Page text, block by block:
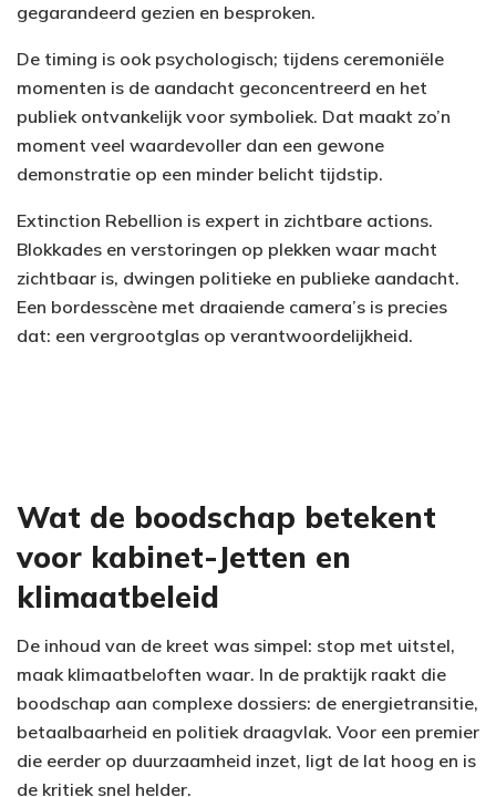
gegarandeerd gezien en besproken.
De timing is ook psychologisch; tijdens ceremoniële
momenten is de aandacht geconcentreerd en het
publiek ontvankelijk voor symboliek. Dat maakt zo’n
moment veel waardevoller dan een gewone
demonstratie op een minder belicht tijdstip.
Extinction Rebellion is expert in zichtbare actions.
Blokkades en verstoringen op plekken waar macht
zichtbaar is, dwingen politieke en publieke aandacht.
Een bordesscène met draaiende camera’s is precies
dat: een vergrootglas op verantwoordelijkheid.
Wat de boodschap betekent
voor kabinet-Jetten en
klimaatbeleid
De inhoud van de kreet was simpel: stop met uitstel,
maak klimaatbeloften waar. In de praktijk raakt die
boodschap aan complexe dossiers: de energietransitie,
betaalbaarheid en politiek draagvlak. Voor een premier
die eerder op duurzaamheid inzet, ligt de lat hoog en is
de kritiek snel helder.